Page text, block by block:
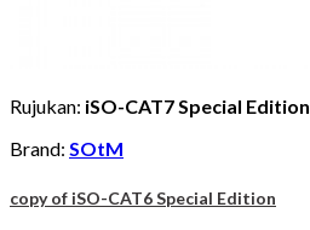
Rujukan: iSO-CAT7 Special Edition
Brand: SOtM
copy of iSO-CAT6 Special Edition